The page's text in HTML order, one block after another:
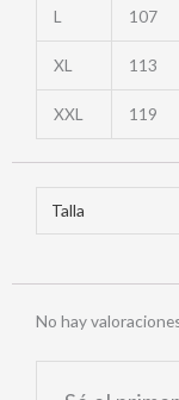
L 107
XL 113
XXL 119
Talla
No hay